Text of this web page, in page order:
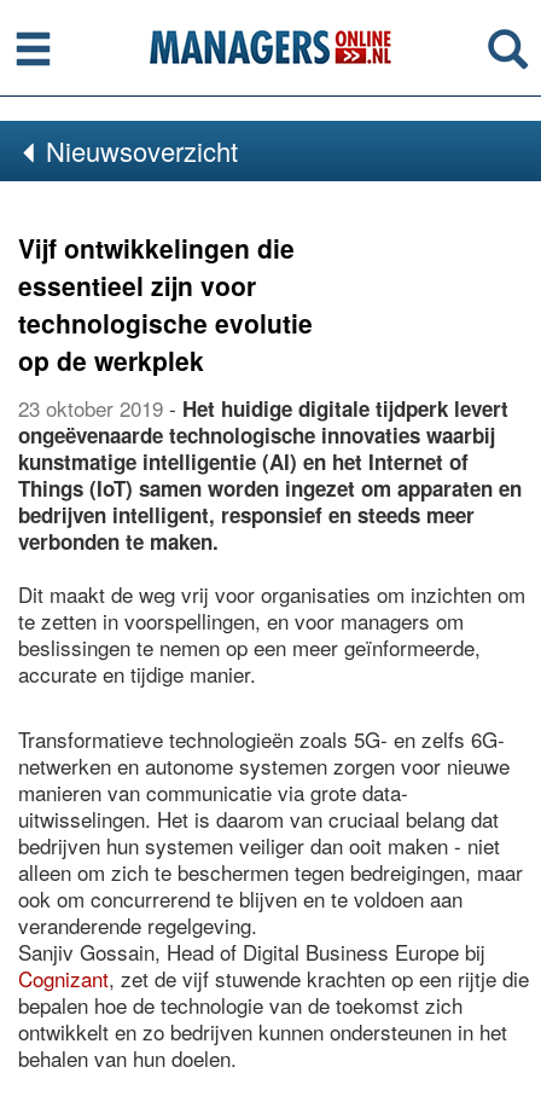
Menu
Nieuwsoverzicht
Vijf ontwikkelingen die
essentieel zijn voor
technologische evolutie
op de werkplek
23 oktober 2019 - Het huidige digitale tijdperk levert
ongeëvenaarde technologische innovaties waarbij
kunstmatige intelligentie (AI) en het Internet of
Things (IoT) samen worden ingezet om apparaten en
bedrijven intelligent, responsief en steeds meer
verbonden te maken.
Dit maakt de weg vrij voor organisaties om inzichten om
te zetten in voorspellingen, en voor managers om
beslissingen te nemen op een meer geïnformeerde,
accurate en tijdige manier.
Transformatieve technologieën zoals 5G- en zelfs 6G-
netwerken en autonome systemen zorgen voor nieuwe
manieren van communicatie via grote data-
uitwisselingen. Het is daarom van cruciaal belang dat
bedrijven hun systemen veiliger dan ooit maken - niet
alleen om zich te beschermen tegen bedreigingen, maar
ook om concurrerend te blijven en te voldoen aan
veranderende regelgeving.
Sanjiv Gossain, Head of Digital Business Europe bij
Cognizant, zet de vijf stuwende krachten op een rijtje die
bepalen hoe de technologie van de toekomst zich
ontwikkelt en zo bedrijven kunnen ondersteunen in het
behalen van hun doelen.